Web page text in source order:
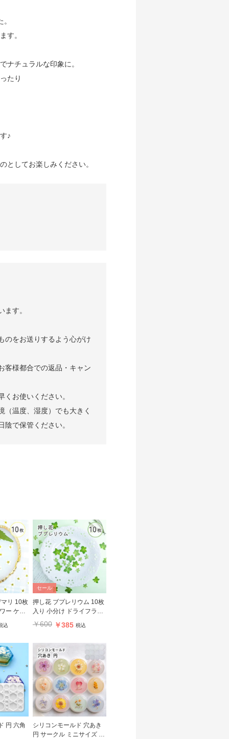
す。
ナチュラルな印象に。
たり
♪
としてお楽しみください。
す。
のをお送りするよう心がけ
客様都合での返品・キャン
お使いください。
（温度、湿度）でも大きく
で保管ください。
リ 10枚
ー ケー
込
セール
押し花 ブプレリウム 10枚
入り 小分け ドライフラワ
ー
￥600 ￥385 税込
円 六角
シリコンモールド 穴あき
円 サークル ミニサイズ フ